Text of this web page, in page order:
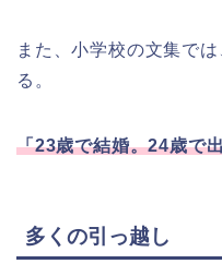
また、小学校の文集で
る。
「23歳で結婚。24歳で
多くの引っ越し